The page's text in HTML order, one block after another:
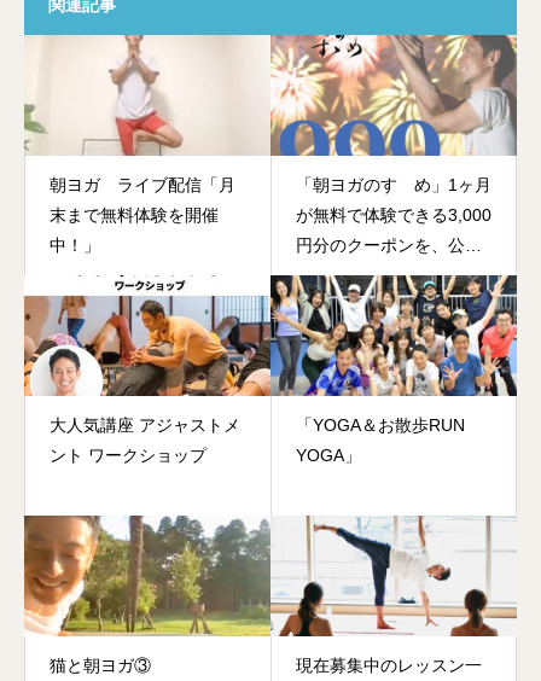
関連記事
朝ヨガ ライブ配信「月
末まで無料体験を開催
中！」
「朝ヨガのすゝめ」1ヶ月
が無料で体験できる3,000
円分のクーポンを、公式
LINEでプレゼント中
大人気講座 アジャストメ
ント ワークショップ
「YOGA＆お散歩RUN
YOGA」
猫と朝ヨガ③
現在募集中のレッスン一